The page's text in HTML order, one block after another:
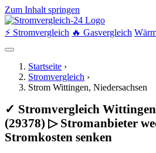
Zum Inhalt springen
⚡ Stromvergleich 🔥 Gasvergleich
Startseite ›
Stromvergleich ›
Strom Wittingen, Niedersachsen
✓ Stromvergleich
(29378) ▷ Stromanbieter
Stromkosten senken